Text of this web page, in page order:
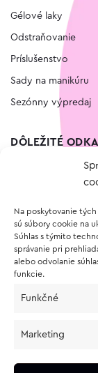
Na poskytovanie
sú súbory cookie na
Súhlas s týmito
správanie pri
alebo odvolanie
funkcie.
Funkčné
Marketing
Gélové laky
Odstraňovanie
Príslušenstvo
Sady na manikúru
Sezónny výpredaj
DÔLEŽITÉ
Vernostný program
O NÁKUPE
Vrátenie a